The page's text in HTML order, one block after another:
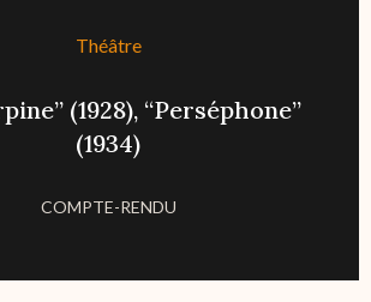
Théâtre
(1928), “Perséphone”
(1934)
COMPTE-RENDU